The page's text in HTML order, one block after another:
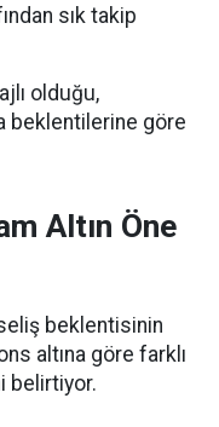
sık takip
olduğu,
beklentilerine göre
Altın Öne
beklentisinin
altına göre farklı
belirtiyor.